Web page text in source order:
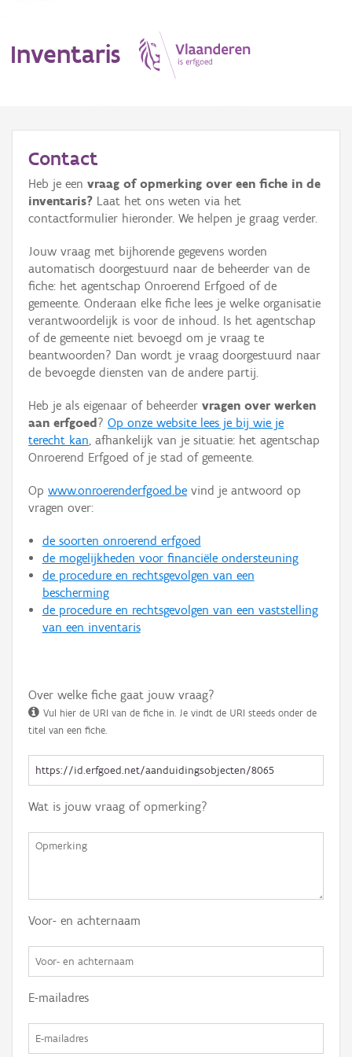
Inventaris
Erfgoedobject
Aanduidingsobject
Waarneming
Thema
Gebeurtenis
Persoon of collectief
Hergebruik
Aanmelden
Contact
Heb je een vraag of opmerking over een fiche in de
inventaris? Laat het ons weten via het
contactformulier hieronder. We helpen je graag verder.
Jouw vraag met bijhorende gegevens worden
automatisch doorgestuurd naar de beheerder van de
fiche: het agentschap Onroerend Erfgoed of de
gemeente. Onderaan elke fiche lees je welke organisatie
verantwoordelijk is voor de inhoud. Is het agentschap
of de gemeente niet bevoegd om je vraag te
beantwoorden? Dan wordt je vraag doorgestuurd naar
de bevoegde diensten van de andere partij.
Heb je als eigenaar of beheerder vragen over werken
aan erfgoed ? Op onze website lees je bij wie je
terecht kan, afhankelijk van je situatie: het agentschap
Onroerend Erfgoed of je stad of gemeente.
Op www.onroerenderfgoed.be vind je antwoord op
vragen over:
de soorten onroerend erfgoed
de mogelijkheden voor financiële ondersteuning
de procedure en rechtsgevolgen van een
bescherming
de procedure en rechtsgevolgen van een vaststelling
van een inventaris
Over welke fiche gaat jouw vraag?
Vul hier de URI van de fiche in. Je vindt de URI steeds onder de
titel van een fiche.
Wat is jouw vraag of opmerking?
Voor- en achternaam
E-mailadres